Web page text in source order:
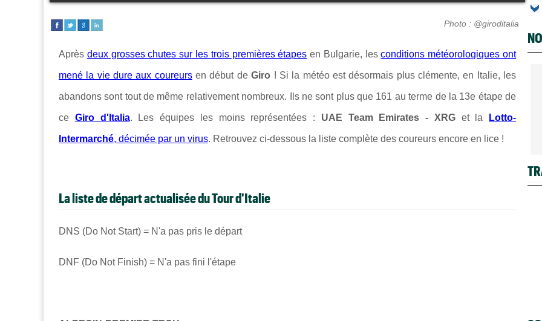
Photo : @giroditalia
Après deux grosses chutes sur les trois premières étapes en Bulgarie, lesconditions météorologiques ont
mené la vie dure aux coureursen début deGiro ! Si la météo est désormais plus clémente, en Italie, les
abandons sont tout de même relativement nombreux. Ils ne sont plus que 161 au terme de la 13e étape de
ce Giro d'Italia. Les équipes les moins représentées : UAE Team Emirates - XRGet la Lotto-
Intermarché, décimée par un virus. Retrouvez ci-dessous la liste complète des coureurs encore en lice !
La liste de départ actualisée du Tour d'Italie
DNS (Do Not Start) = N'a pas pris le départ
DNF (Do Not Finish) = N'a pas fini l'étape